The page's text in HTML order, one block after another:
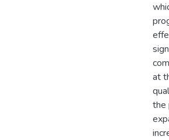
at
the